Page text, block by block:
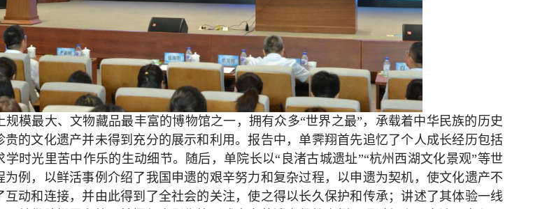
规模最大、文物藏品最丰富的博物馆之一，拥有众多“世界之最”，承载着中华民族的历史
贵的文化遗产并未得到充分的展示和利用。报告中，单霁翔首先追忆了个人成长经历包括
时光里苦中作乐的生动细节。随后，单院长以“良渚古城遗址”“杭州西湖文化景观”等世
例，以鲜活事例介绍了我国申遗的艰辛努力和复杂过程，以申遗为契机，使文化遗产不
动和连接，并由此得到了全社会的关注，使之得以长久保护和传承；讲述了其体验一线